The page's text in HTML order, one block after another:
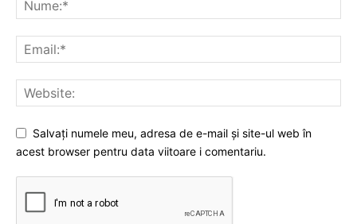
Salvați numele meu, adresa de e-mail și site-ul web în
acest browser pentru data viitoare i comentariu.